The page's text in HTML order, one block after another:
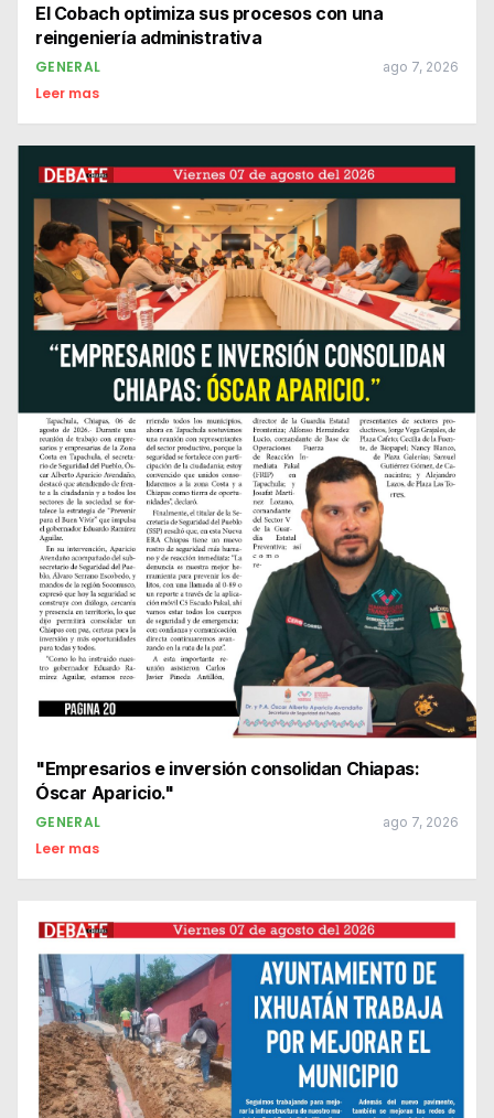
El Cobach optimiza sus procesos con una
reingeniería administrativa
GENERAL ago 7, 2026
Leer mas
"Empresarios e inversión consolidan Chiapas:
GENERAL ago 7, 2026
Leer mas